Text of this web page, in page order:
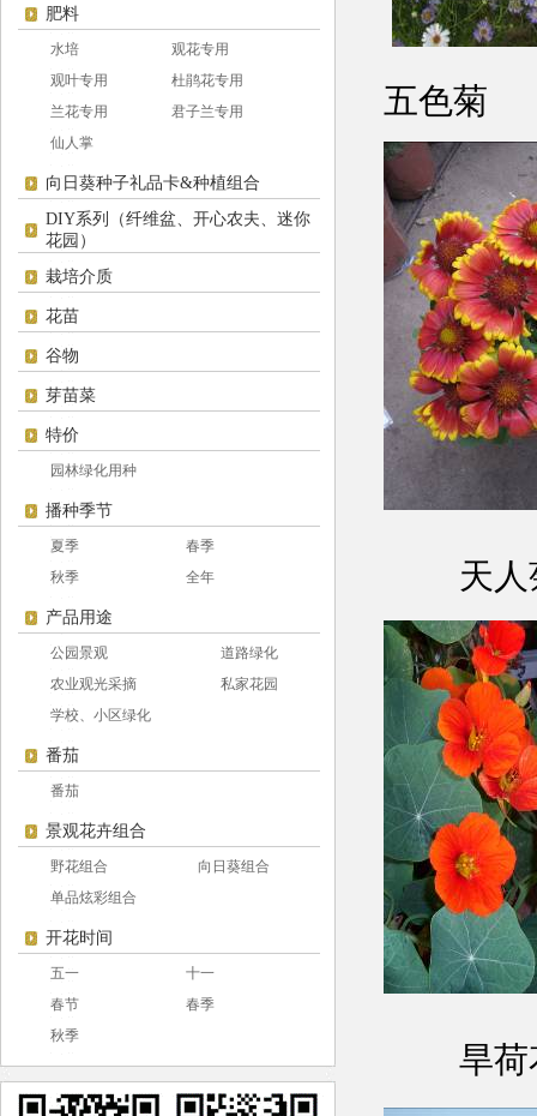
肥料
水培
观花专用
观叶专用
杜鹃花专用
兰花专用
君子兰专用
仙人掌
向日葵种子礼品卡&种植组合
DIY系列（纤维盆、开心农夫、迷你
花园）
栽培介质
花苗
谷物
芽苗菜
特价
园林绿化用种
播种季节
夏季
春季
秋季
全年
产品用途
公园景观
道路绿化
农业观光采摘
私家花园
学校、小区绿化
番茄
番茄
景观花卉组合
野花组合
向日葵组合
单品炫彩组合
开花时间
五一
十一
春节
春季
秋季
五色菊
天人
旱荷